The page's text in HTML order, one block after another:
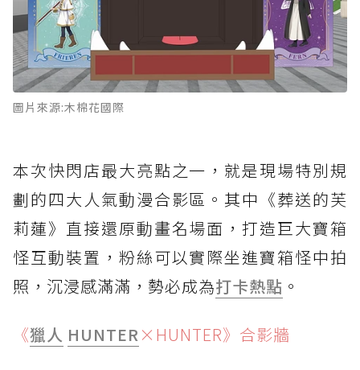
圖片來源:木棉花國際
本次快閃店最大亮點之一，就是現場特別規
劃的四大人氣動漫合影區。其中《葬送的芙
莉蓮》直接還原動畫名場面，打造巨大寶箱
怪互動裝置，粉絲可以實際坐進寶箱怪中拍
照，沉浸感滿滿，勢必成為打卡熱點 。
《獵人 HUNTER×HUNTER》合影牆